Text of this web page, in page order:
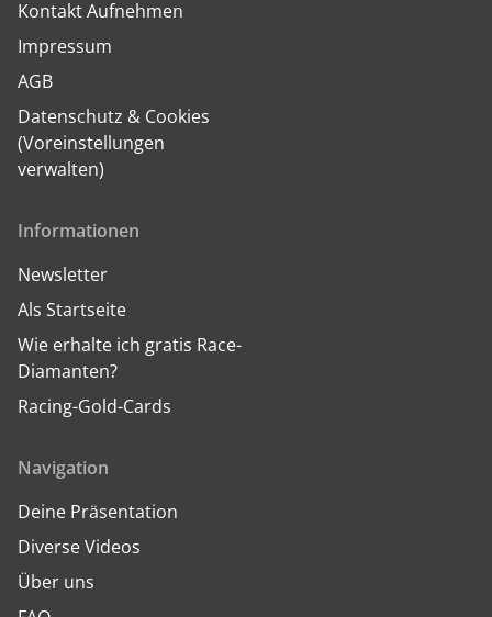
Kontakt Aufnehmen
Impressum
AGB
Datenschutz & Cookies
(Voreinstellungen
verwalten)
Informationen
Newsletter
Als Startseite
Wie erhalte ich gratis Race-
Diamanten?
Racing-Gold-Cards
Navigation
Deine Präsentation
Diverse Videos
Über uns